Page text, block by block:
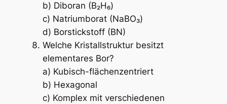
b) Diboran (B₂H₆)
c) Natriumborat (NaBO₃)
d) Borstickstoff (BN)
Welche Kristallstruktur besitzt
elementares Bor?
a) Kubisch-flächenzentriert
b) Hexagonal
c) Komplex mit verschiedenen